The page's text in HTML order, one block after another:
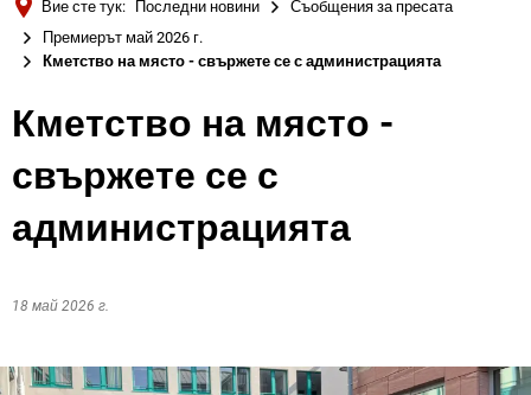
Български
Вие сте тук: Последни новини
Съобщения за пресата
Премиерът май 2026 г.
Кметство на място - свържете се с администрацията
Кметство на място -
свържете се с
администрацията
18 май 2026 г.